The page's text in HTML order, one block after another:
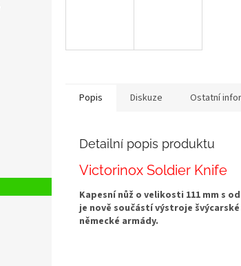
Popis Diskuze Ostatní
Detailní popis produktu
Victorinox Soldier Knife
Kapesní nůž o velikosti 111 mm s
je nově součástí výstroje
německé armády.